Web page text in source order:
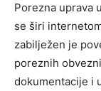
Porezna uprava
se širi
zabilježen je
poreznih
dokumentacije i